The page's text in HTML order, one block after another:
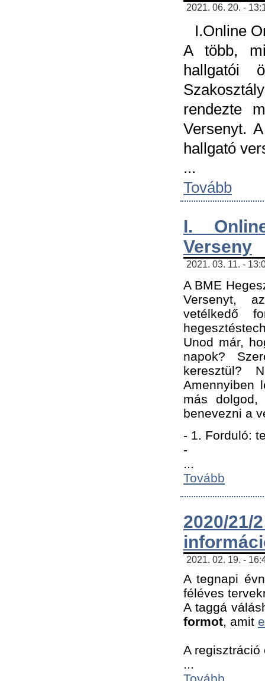
2021. 06. 20. -
I.Online
A több,
hallgatói
rendezte
Versenyt.
hallgató
...
Tovább
I.
Verseny
2021. 03. 11. -
A BME
Versenyt,
vetélkedő
Unod már,
napok?
keresztül?
Amennyiben
más
benevezni a
- 1. Forduló:
-
...
Tovább
2020/
2021. 02. 19. -
A tegnapi
féléves
A taggá
formot, amit
A
...